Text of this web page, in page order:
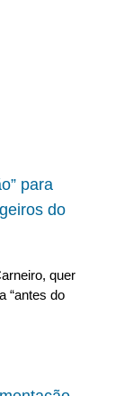
para
do
quer
“antes do